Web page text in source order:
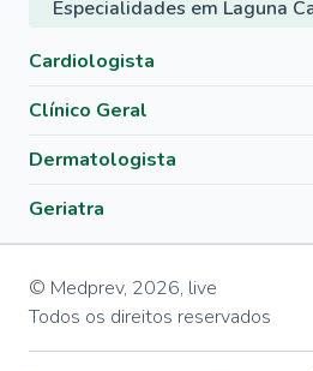
Especialidades em Laguna
Cardiologista
Clínico Geral
Dermatologista
Geriatra
© Medprev, 2026, live
Todos os direitos reservados